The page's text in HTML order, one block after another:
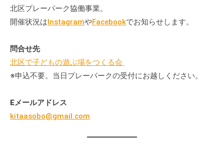
支
援
、
動
に
す
る
北区プレーパーク協働事業。
開催状況はInstagramやFacebookでお知らせします。
問合せ先
北区で子どもの遊ぶ場をつくる会
※申込不要。当日プレーパークの受付にお越しください。
Eメールアドレス
kitaasobo@gmail.com